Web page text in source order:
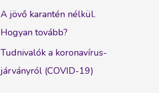
A jövő karantén nélkül.
Hogyan tovább?
Tudnivalók a koronavírus-
járványról (COVID-19)